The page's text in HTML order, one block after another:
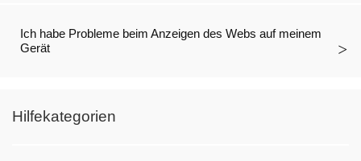
Ich habe Probleme beim Anzeigen des Webs auf meinem
Gerät
Hilfekategorien